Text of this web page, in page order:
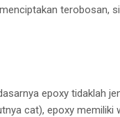
terobosan,
epoxy tidaklah
cat), epoxy